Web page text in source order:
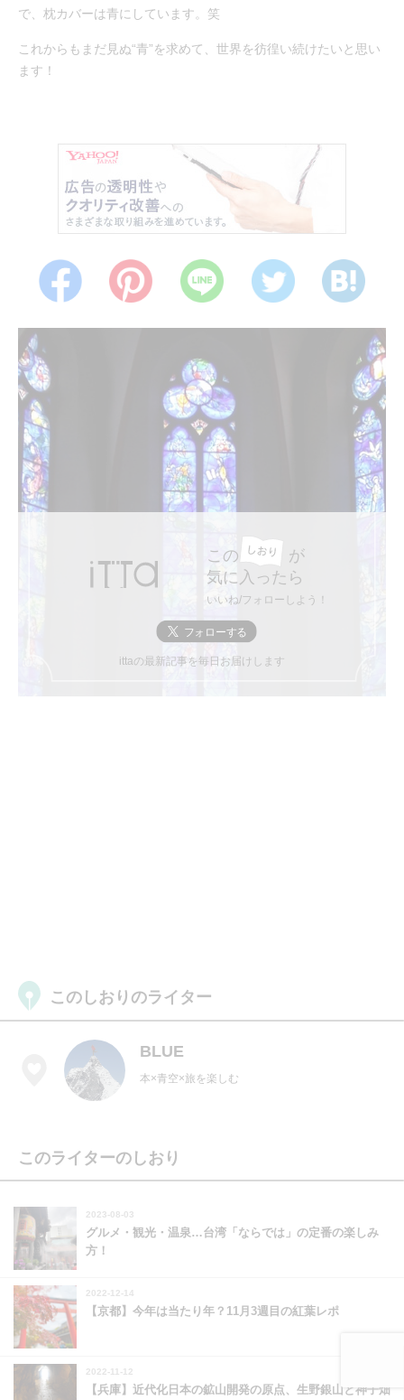
で、枕カバーは青にしています。笑
これからもまだ見ぬ“青”を求めて、世界を彷徨い続けたいと思い
ます！
この
が
気に入ったら
いいね/フォローしよう！
ittaの最新記事を毎日お届けします
このしおりのライター
BLUE
本×青空×旅を楽しむ
このライターのしおり
2023-08-03
グルメ・観光・温泉…台湾「ならでは」の定番の楽しみ
方！
2022-12-14
【京都】今年は当たり年？11月3週目の紅葉レポ
2022-11-12
【兵庫】近代化日本の鉱山開発の原点、生野銀山と神子畑